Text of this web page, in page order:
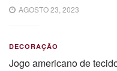
AGOSTO 23, 2023
DECORAÇÃO
Jogo americano de